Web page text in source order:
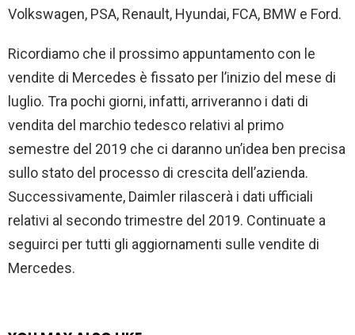
Volkswagen, PSA, Renault, Hyundai, FCA, BMW e Ford.
Ricordiamo che il prossimo appuntamento con le
vendite di Mercedes è fissato per l’inizio del mese di
luglio. Tra pochi giorni, infatti, arriveranno i dati di
vendita del marchio tedesco relativi al primo
semestre del 2019 che ci daranno un’idea ben precisa
sullo stato del processo di crescita dell’azienda.
Successivamente, Daimler rilascerà i dati ufficiali
relativi al secondo trimestre del 2019. Continuate a
seguirci per tutti gli aggiornamenti sulle vendite di
Mercedes.